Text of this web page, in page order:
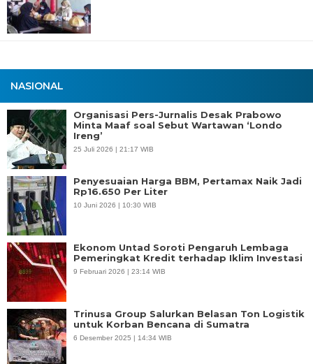
NASIONAL
Organisasi Pers-Jurnalis Desak Prabowo
Minta Maaf soal Sebut Wartawan ‘Londo
Ireng’
25 Juli 2026 | 21:17 WIB
Penyesuaian Harga BBM, Pertamax Naik Jadi
Rp16.650 Per Liter
10 Juni 2026 | 10:30 WIB
Ekonom Untad Soroti Pengaruh Lembaga
Pemeringkat Kredit terhadap Iklim Investasi
9 Februari 2026 | 23:14 WIB
Trinusa Group Salurkan Belasan Ton Logistik
untuk Korban Bencana di Sumatra
6 Desember 2025 | 14:34 WIB